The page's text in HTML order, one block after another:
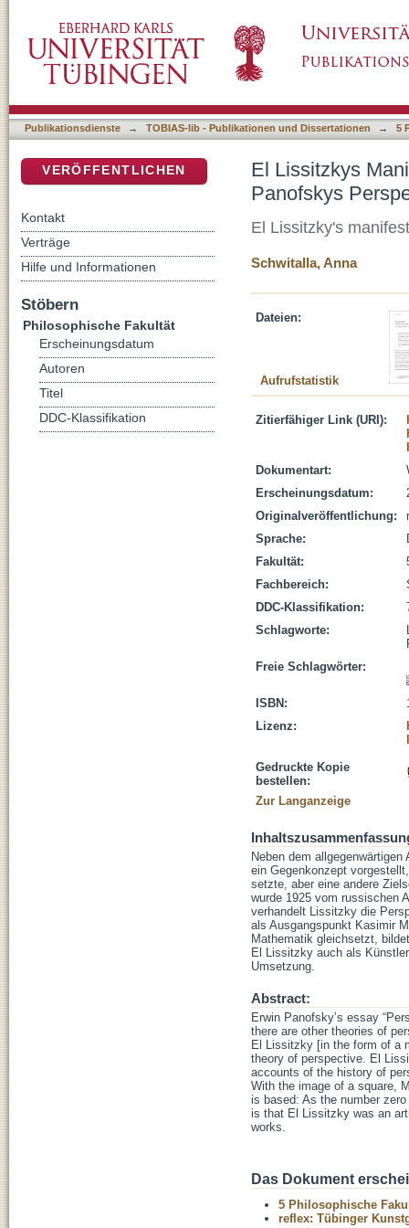
Publikationsdienste → TOBIAS-lib - Publikationen und Dissertationen → 5
El Lissitzkys
Panofskys
El Lissitzky's
Schwitalla, Anna
Dateien:
Aufrufstatistik
Zitierfähiger Link (URI):
Dokumentart:
Erscheinungsdatum:
Originalveröffentlichung:
Sprache:
Fakultät:
Fachbereich:
DDC-Klassifikation:
Schlagworte:
Freie Schlagwörter:
ISBN:
Lizenz:
Gedruckte Kopie
bestellen:
Zur Langanzeige
Neben dem
ein Gegenkonzept
setzte, aber eine andere
wurde 1925 vom russischen
verhandelt Lissitzky die
als Ausgangspunkt Kasimir
Mathematik gleichsetzt,
El Lissitzky auch als
Umsetzung.
Abstract:
Erwin Panofsky’s essay
there are other theories of
El Lissitzky [in the form of a
theory of perspective. El
accounts of the history of
With the image of a square,
is based: As the number
is that El Lissitzky was an
works.
Das Dokument
5 Philosophische
reflex: Tübinger
VERÖFFENTLICHEN
Kontakt
Verträge
Hilfe und Informationen
Stöbern
Philosophische Fakultät
Erscheinungsdatum
Autoren
Titel
DDC-Klassifikation